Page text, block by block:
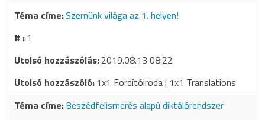
Szemünk világa az 1. helyen!
1
2019.08.13 08:22
1x1 Fordítóiroda | 1x1 Translations
Beszédfelismerés alapú diktálórendszer